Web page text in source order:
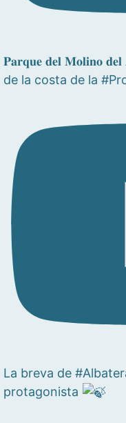
𝐏𝐚𝐫𝐪𝐮𝐞 𝐝𝐞𝐥 𝐌𝐨𝐥𝐢𝐧𝐨
de la costa de la
La breva de
protagonista